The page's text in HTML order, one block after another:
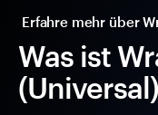
Was ist
Erfahre mehr über